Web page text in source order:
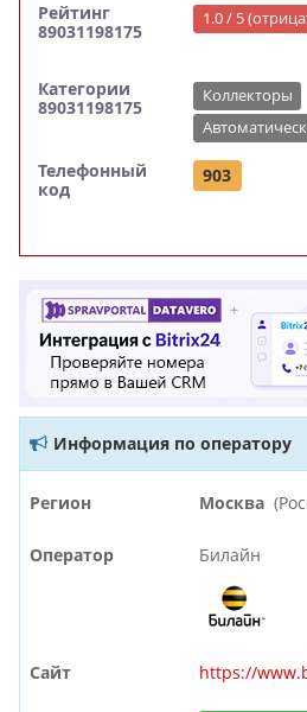
Рейтинг
89031198175
1.0 / 5
Категории
89031198175
Коллекторы
Телефонный
код
903
Информация по оператору
Регион Москва
Оператор Билайн
Сайт https://